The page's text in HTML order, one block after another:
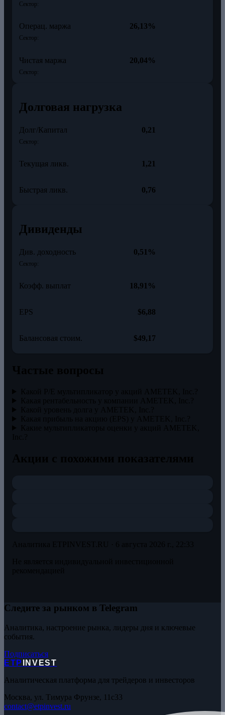
Сектор:
Операц. маржа
Сектор:
26,13%
Чистая маржа
Сектор:
20,04%
Долговая нагрузка
Долг/Капитал
Сектор:
0,21
Текущая ликв. 1,21
Быстрая ликв. 0,76
Дивиденды
Див. доходность
Сектор:
0,51%
Коэфф. выплат 18,91%
EPS $6,88
Балансовая стоим. $49,17
Следите за рынком в Telegram
Аналитика, настроение рынка, лидеры дня и ключевые
события.
Подписаться
ETP
INVEST
Аналитическая платформа для трейдеров и инвесторов
Москва, ул. Тимура Фрунзе, 11с33
contact@etpinvest.ru